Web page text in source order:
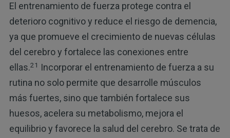
El entrenamiento de fuerza protege contra el
deterioro cognitivo y reduce el riesgo de demencia,
ya que promueve el crecimiento de nuevas células
del cerebro y fortalece las conexiones entre
ellas.21 Incorporar el entrenamiento de fuerza a su
rutina no solo permite que desarrolle músculos
más fuertes, sino que también fortalece sus
huesos, acelera su metabolismo, mejora el
equilibrio y favorece la salud del cerebro. Se trata de